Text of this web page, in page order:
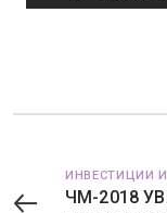
ИНВЕСТИЦИИ
ЧМ-2018